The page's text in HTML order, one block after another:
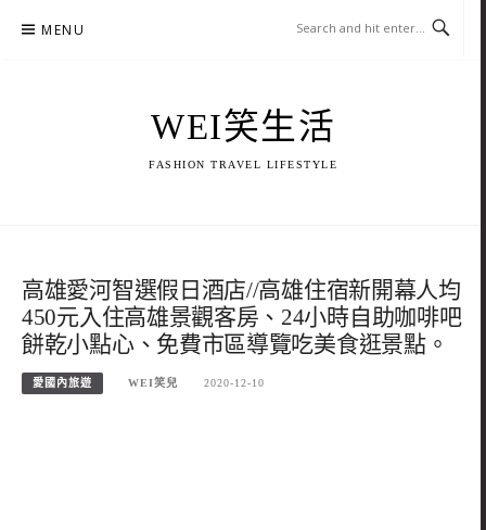
MENU
WEI笑生活
FASHION TRAVEL LIFESTYLE
高雄愛河智選假日酒店//高雄住宿新開幕人均
450元入住高雄景觀客房、24小時自助咖啡吧
餅乾小點心、免費市區導覽吃美食逛景點。
愛國內旅遊 WEI笑兒 2020-12-10